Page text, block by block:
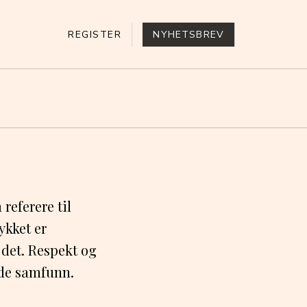
REGISTER NYHETSBREV
referere til
er
Respekt og
samfunn.